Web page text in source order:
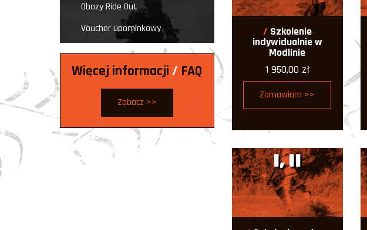
Szkolenie
indywidualnie w
Modlinie
1 950,00 zł
Zamawiam >>
I, II
Obozy Ride Out
Voucher upominkowy
Więcej informacji / FAQ
Zobacz >>